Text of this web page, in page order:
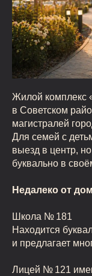
Жилой комплекс
в Советском
магистралей
Для семей с
выезд в центр,
буквально в
Недалеко от
Школа № 181
Находится
и предлагает
Лицей № 121